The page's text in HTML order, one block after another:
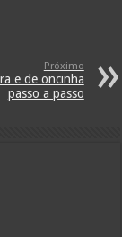
Próximo
e de oncinha
passo a passo